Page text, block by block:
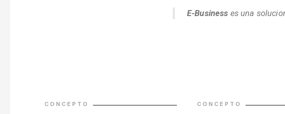
E-Business es una
CONCEPTO CONCEPTO